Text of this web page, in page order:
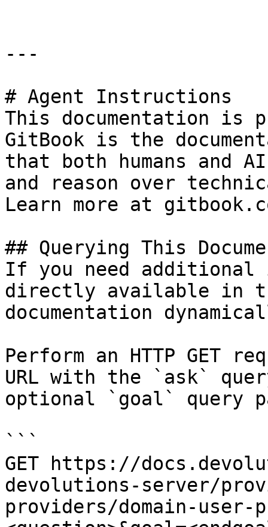
---
# Agent Instructions
This documentation is
GitBook is the
that both humans and
and reason over
Learn more at
## Querying This
If you need
directly available in
documentation
Perform an HTTP GET
URL with the `ask`
optional `goal` query
```
GET https://
devolutions-server/
providers/domain-user-